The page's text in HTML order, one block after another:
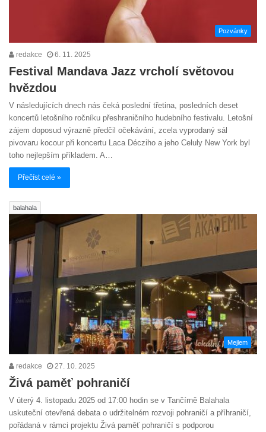
Pozvánky
redakce 6. 11. 2025
Festival Mandava Jazz vrcholí světovou
hvězdou
V následujících dnech nás čeká poslední třetina, posledních deset
koncertů letošního ročníku přeshraničního hudebního festivalu. Letošní
zájem doposud výrazně předčil očekávání, zcela vyprodaný sál
pivovaru kocour při koncertu Laca Décziho a jeho Celuly New York byl
toho nejlepším příkladem. A…
Přečíst celé »
balahala
Mejlem
redakce 27. 10. 2025
Živá paměť pohraničí
V úterý 4. listopadu 2025 od 17:00 hodin se v Tančírně Balahala
uskuteční otevřená debata o udržitelném rozvoji pohraničí a příhraničí,
pořádaná v rámci projektu Živá paměť pohraničí s podporou